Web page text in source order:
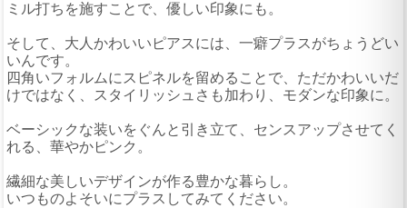
ミル打ちを施すことで、優しい印象にも。
そして、大人かわいいピアスには、一癖プラスがちょうどい
いんです。
四角いフォルムにスピネルを留めることで、ただかわいいだ
けではなく、スタイリッシュさも加わり、モダンな印象に。
ベーシックな装いをぐんと引き立て、センスアップさせてく
れる、華やかピンク。
繊細な美しいデザインが作る豊かな暮らし。
いつものよそいにプラスしてみてください。